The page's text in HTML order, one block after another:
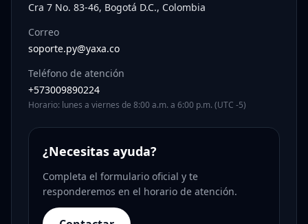
Cra 7 No. 83-46, Bogotá D.C., Colombia
Correo
soporte.py@yaxa.co
Teléfono de atención
+573009890224
Horario: lunes a viernes de 8:00 a.m. a 6:00 p.m. (UTC -5)
¿Necesitas ayuda?
Completa el formulario oficial y te
responderemos en el horario de atención.